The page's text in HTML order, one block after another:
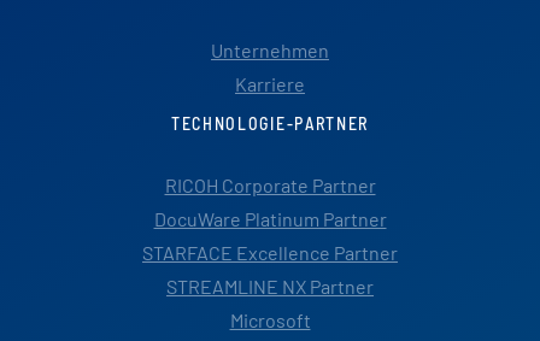
Unternehmen
Karriere
TECHNOLOGIE-PARTNER
RICOH Corporate Partner
DocuWare Platinum Partner
STARFACE Excellence Partner
STREAMLINE NX Partner
Microsoft